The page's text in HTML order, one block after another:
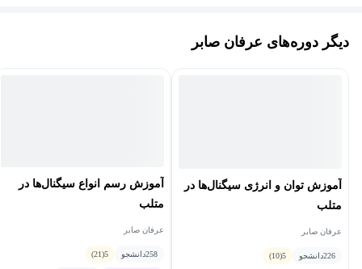
مهندسی، سیگنال‌وسیستم، آمار و احتمال مهندسی و محاسبات عددی از
(آپشن) از جمله زمینه‌های فعالیت ایشان است. اکنون ایشان در حال
بررسی روش‌های استفاده از یادگیری ماشین در حوزه بازارهای مالی
دیگر دوره‌های عرفان صابر
آموزش توان و انرژی سیگنال‌ها در
متلب
عرفان صابر
226دانشجو 5
(10)
آموزش رسم انواع سیگنال‌ها در
متلب
عرفان صابر
258دانشجو 5
(21)